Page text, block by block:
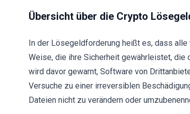
Übersicht über die Crypto
In der Lösegeldforderung heißt es, dass
Weise, die ihre Sicherheit gewährleistet, die
wird davor gewarnt, Software von
Versuche zu einer irreversiblen
Dateien nicht zu verändern oder